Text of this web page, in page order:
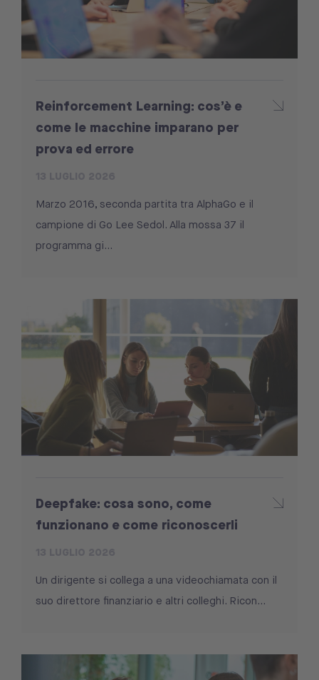
Reinforcement Learning: cos’è e
come le macchine imparano per
prova ed errore
Marzo 2016, seconda partita tra AlphaGo e il
campione di Go Lee Sedol. Alla mossa 37 il
programma gi...
Deepfake: cosa sono, come
funzionano e come riconoscerli
Un dirigente si collega a una videochiamata con il
suo direttore finanziario e altri colleghi. Ricon...